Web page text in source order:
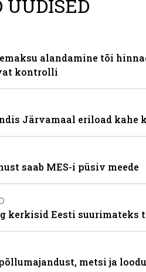
alandamine tõi
kontrolli
Järvamaal eriload kahe
saab MES-i püsiv meede
kerkisid Eesti suurimateks
metsi ja